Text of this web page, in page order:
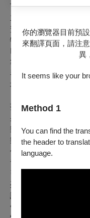
你的瀏覽器目前預
來翻譯頁面，請注
異
It seems like your
Method 1
You can find the
the header to
language.
The Brilliant
主力贊助：中國信託文
贊助單位：BELLAVITA
物流集團、國家文化藝
巴哈靈感「璀璨系列」
準音樂的平台，本次音
琴家胡里奧．埃利薩爾
場巡迴演出。
莎白女王大賽金獎得主
身為伊莉莎白女王大賽
樂壇一級小提琴名家之
樂、倫敦愛樂、萊比錫
作演出。他與法國國家
音樂會」，吸引八十萬
引百萬名粉絲觀看，進
列幽默且具教育意義的
識古典音樂。陽光開朗
領袖的陳鋭再次改寫古